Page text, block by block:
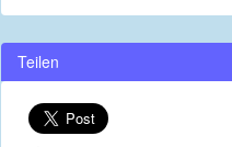
Teilen